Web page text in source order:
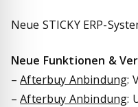
Neue STICKY ERP-
Neue Funktionen &
–Afterbuy Anbindung:
–Afterbuy Anbindung: